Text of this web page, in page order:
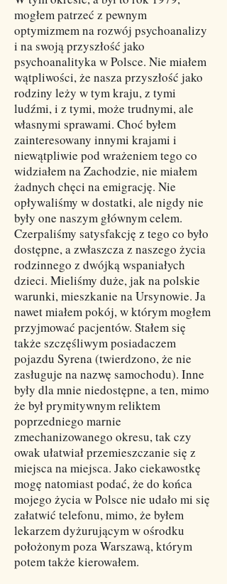
mogłem patrzeć z pewnym
optymizmem na rozwój psychoanalizy
i na swoją przyszłość jako
psychoanalityka w Polsce. Nie miałem
wątpliwości, że nasza przyszłość jako
rodziny leży w tym kraju, z tymi
ludźmi, i z tymi, może trudnymi, ale
własnymi sprawami. Choć byłem
zainteresowany innymi krajami i
niewątpliwie pod wrażeniem tego co
widziałem na Zachodzie, nie miałem
żadnych chęci na emigrację. Nie
opływaliśmy w dostatki, ale nigdy nie
były one naszym głównym celem.
Czerpaliśmy satysfakcję z tego co było
dostępne, a zwłaszcza z naszego życia
rodzinnego z dwójką wspaniałych
dzieci. Mieliśmy duże, jak na polskie
warunki, mieszkanie na Ursynowie. Ja
nawet miałem pokój, w którym mogłem
przyjmować pacjentów. Stałem się
także szczęśliwym posiadaczem
pojazdu Syrena (twierdzono, że nie
zasługuje na nazwę samochodu). Inne
były dla mnie niedostępne, a ten, mimo
że był prymitywnym reliktem
poprzedniego marnie
zmechanizowanego okresu, tak czy
owak ułatwiał przemieszczanie się z
miejsca na miejsca. Jako ciekawostkę
mogę natomiast podać, że do końca
mojego życia w Polsce nie udało mi się
załatwić telefonu, mimo, że byłem
lekarzem dyżurującym w ośrodku
położonym poza Warszawą, którym
potem także kierowałem.